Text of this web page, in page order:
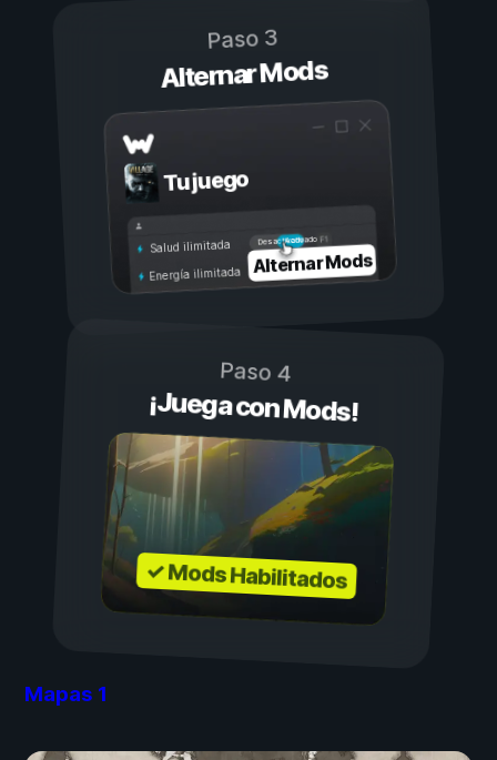
Paso 3
Alternar Mods
Tu juego
Activado
Desactivado
Salud ilimitada
Energía ilimitada Alternar Mods
Paso 4
¡Juega con Mods!
✓ Mods Habilitados
Mapas 1